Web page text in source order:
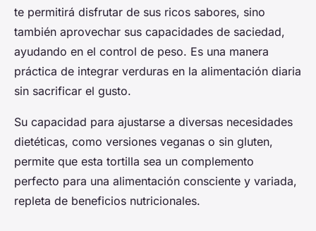
te permitirá disfrutar de sus ricos sabores, sino
también aprovechar sus capacidades de saciedad,
ayudando en el control de peso. Es una manera
práctica de integrar verduras en la alimentación diaria
sin sacrificar el gusto.
Su capacidad para ajustarse a diversas necesidades
dietéticas, como versiones veganas o sin gluten,
permite que esta tortilla sea un complemento
perfecto para una alimentación consciente y variada,
repleta de beneficios nutricionales.